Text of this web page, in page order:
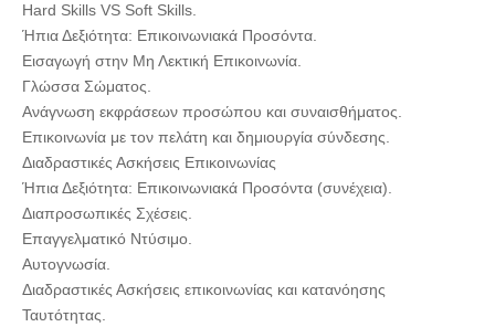
Hard Skills VS Soft Skills.
Ήπια Δεξιότητα: Επικοινωνιακά Προσόντα.
Εισαγωγή στην Μη Λεκτική Επικοινωνία.
Γλώσσα Σώματος.
Ανάγνωση εκφράσεων προσώπου και συναισθήματος.
Επικοινωνία με τον πελάτη και δημιουργία σύνδεσης.
Διαδραστικές Ασκήσεις Επικοινωνίας
Ήπια Δεξιότητα: Επικοινωνιακά Προσόντα (συνέχεια).
Διαπροσωπικές Σχέσεις.
Επαγγελματικό Ντύσιμο.
Αυτογνωσία.
Διαδραστικές Ασκήσεις επικοινωνίας και κατανόησης
Ταυτότητας.